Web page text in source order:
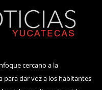
cercano a la
dar voz a los habitantes